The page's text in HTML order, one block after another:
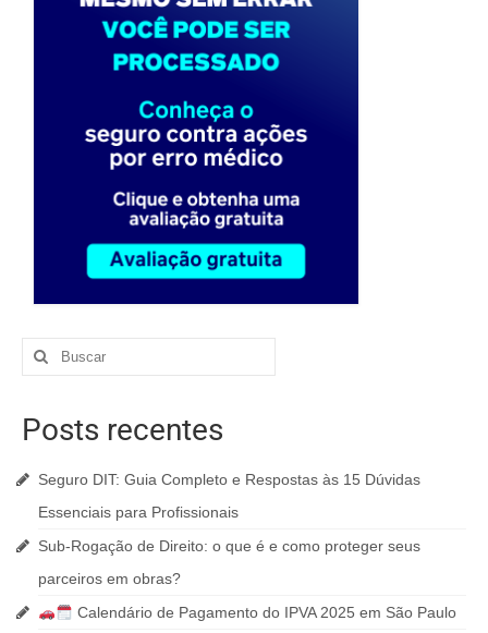
Posts recentes
Seguro DIT: Guia Completo e Respostas às 15 Dúvidas
Essenciais para Profissionais
Sub-Rogação de Direito: o que é e como proteger seus
parceiros em obras?
Calendário de Pagamento do IPVA 2025 em São Paulo